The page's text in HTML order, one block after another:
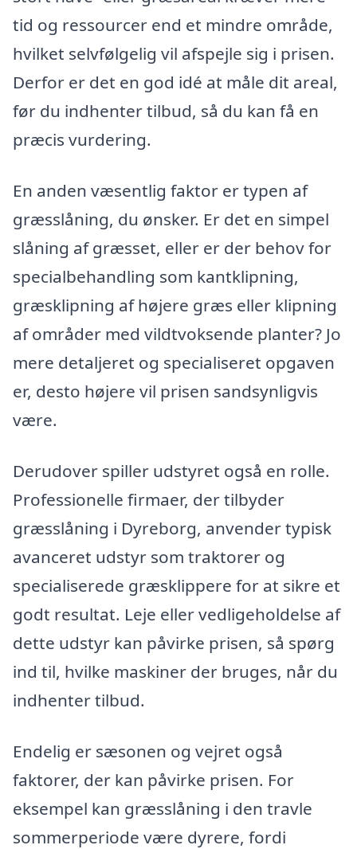
tid og ressourcer end et mindre område,
hvilket selvfølgelig vil afspejle sig i prisen.
Derfor er det en god idé at måle dit areal,
før du indhenter tilbud, så du kan få en
præcis vurdering.
En anden væsentlig faktor er typen af
græsslåning, du ønsker. Er det en simpel
slåning af græsset, eller er der behov for
specialbehandling som kantklipning,
græsklipning af højere græs eller klipning
af områder med vildtvoksende planter? Jo
mere detaljeret og specialiseret opgaven
er, desto højere vil prisen sandsynligvis
være.
Derudover spiller udstyret også en rolle.
Professionelle firmaer, der tilbyder
græsslåning i Dyreborg, anvender typisk
avanceret udstyr som traktorer og
specialiserede græsklippere for at sikre et
godt resultat. Leje eller vedligeholdelse af
dette udstyr kan påvirke prisen, så spørg
ind til, hvilke maskiner der bruges, når du
indhenter tilbud.
Endelig er sæsonen og vejret også
faktorer, der kan påvirke prisen. For
eksempel kan græsslåning i den travle
sommerperiode være dyrere, fordi